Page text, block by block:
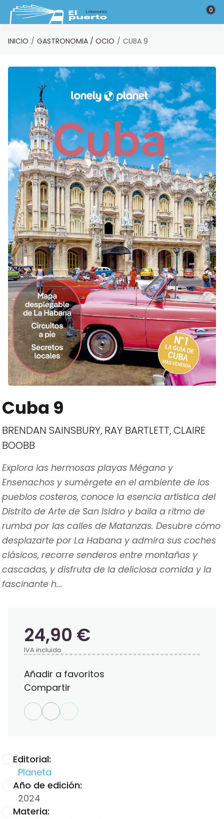
Saltar al contenido principal 0
INICIO GASTRONOMIA / OCIO CUBA 9
Cuba 9
BRENDAN SAINSBURY, RAY BARTLETT, CLAIRE
BOOBB
Explora las hermosas playas Mégano y
Ensenachos y sumérgete en el ambiente de los
pueblos costeros, conoce la esencia artística del
Distrito de Arte de San Isidro y baila a ritmo de
rumba por las calles de Matanzas. Desubre cómo
desplazarte por La Habana y admira sus coches
clásicos, recorre senderos entre montañas y
cascadas, y disfruta de la deliciosa comida y la
fascinante h...
Editorial:
Planeta
Año de edición:
2024
Materia:
24,90 €
IVA incluido
Añadir a favoritos
Compartir